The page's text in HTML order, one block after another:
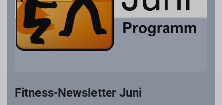
Fitness-Newsletter Juni